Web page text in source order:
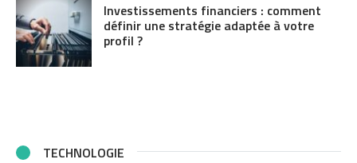
Investissements financiers : comment
définir une stratégie adaptée à votre
profil ?
TECHNOLOGIE